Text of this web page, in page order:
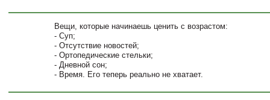
Вещи, которые начинаешь ценить с возрастом:
- Суп;
- Отсутствие новостей;
- Ортопедические стельки;
- Дневной сон;
- Время. Его теперь реально не хватает.